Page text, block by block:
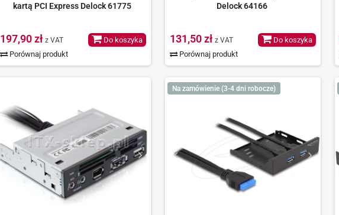
kartą PCI Express Delock 61775
197,90 zł z VAT
Porównaj produkt
Do koszyka
Delock 64166
131,50 zł z VAT
Porównaj produkt
Do koszyka
Na zamówienie (3-4 dni robocze)